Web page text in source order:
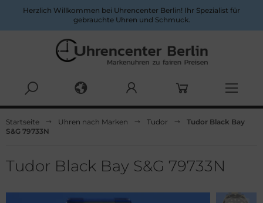
Herzlich Willkommen bei Uhrencenter Berlin! Ihr Spezialist für
gebrauchte Uhren und Schmuck.
Startseite Uhren nach Marken Tudor
Tudor Black Bay
S&G 79733N
Tudor Black Bay S&G 79733N
Alles anzeigen aus Herrenuhren
& Mercier
Alles anzeigen aus Damenuhren